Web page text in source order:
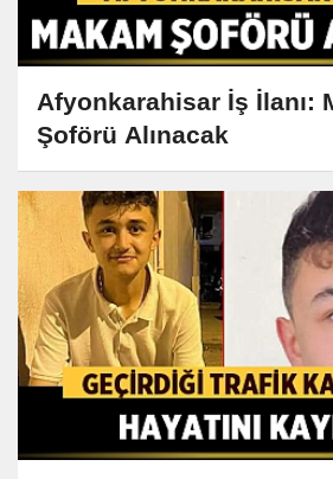
Afyonkarahisar İş İlanı:
Şoförü Alınacak